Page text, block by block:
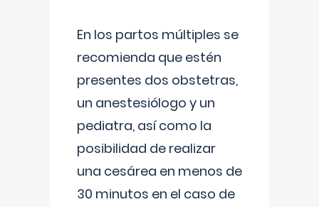
En los partos múltiples se
recomienda que estén
presentes dos obstetras,
un anestesiólogo y un
pediatra, así como la
posibilidad de realizar
una cesárea en menos de
30 minutos en el caso de